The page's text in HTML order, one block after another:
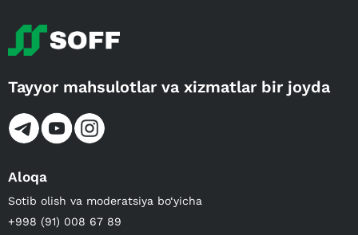
Tayyor mahsulotlar va xizmatlar bir joyda
Aloqa
Sotib olish va moderatsiya bo‘yicha
+998 (91) 008 67 89